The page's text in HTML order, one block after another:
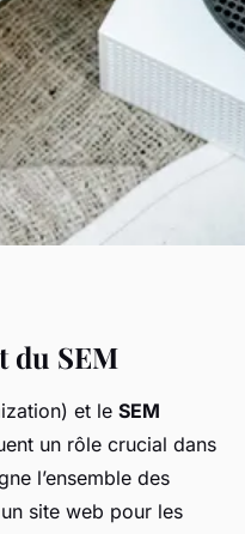
est la
de
de lecture
du SEM
et le SEM
un rôle crucial dans
l’ensemble des
site web pour les